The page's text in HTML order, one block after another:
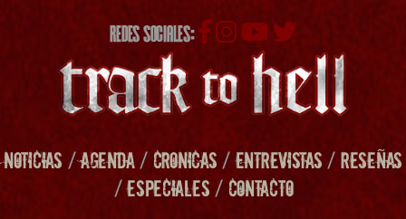
REDES SOCIALES:
NOTICIAS /AGENDA/ CRONICAS/ENTREVISTAS/RESEÑAS
/ESPECIALES/ CONTACTO